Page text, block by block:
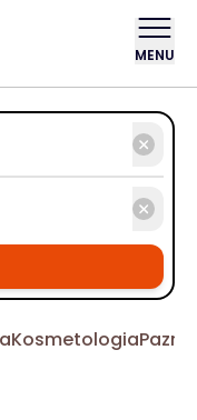
MENU
Kosmetologia